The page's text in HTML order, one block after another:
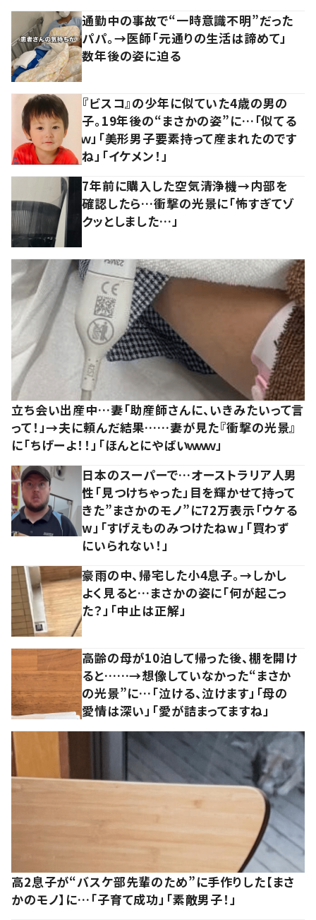
通勤中の事故で“一時意識不明”だった
パパ。→医師「元通りの生活は諦めて」
数年後の姿に迫る
『ビスコ』の少年に似ていた4歳の男の
子。19年後の“まさかの姿”に…「似てる
ｗ」「美形男子要素持って産まれたのです
ね」「イケメン！」
7年前に購入した空気清浄機→内部を
確認したら…衝撃の光景に「怖すぎてゾ
クッとしました…」
立ち会い出産中…妻「助産師さんに、いきみたいって言
って！」→夫に頼んだ結果……妻が見た『衝撃の光景』
に「ちげーよ！！」「ほんとにやばいｗｗｗ」
日本のスーパーで…オーストラリア人男
性「見つけちゃった」目を輝かせて持って
きた”まさかのモノ”に72万表示「ウケる
w」「すげえものみつけたねw」「買わず
にいられない！」
豪雨の中、帰宅した小4息子。→しかし
よく見ると…まさかの姿に「何が起こっ
た？」「中止は正解」
高齢の母が10泊して帰った後、棚を開け
ると……→想像していなかった“まさか
の光景”に…「泣ける、泣けます」「母の
愛情は深い」「愛が詰まってますね」
高2息子が“バスケ部先輩のため”に手作りした【まさ
かのモノ】に…「子育て成功」「素敵男子！」